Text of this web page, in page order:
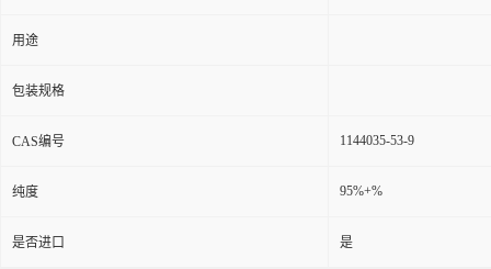
用途
包装规格
CAS编号 1144035-53-9
纯度 95%+%
是否进口 是